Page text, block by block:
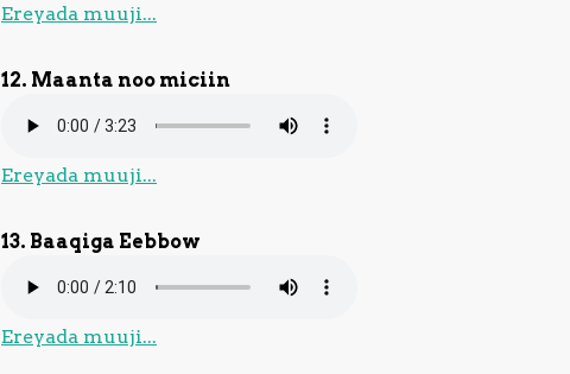
Ereyada muuji...
12. Maanta noo miciin
Ereyada muuji...
13. Baaqiga Eebbow
Ereyada muuji...